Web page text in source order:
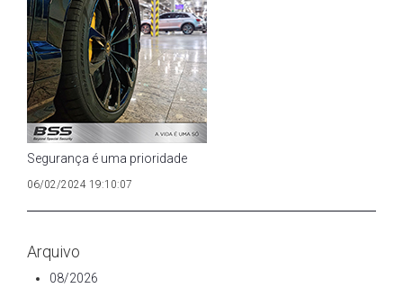
Segurança é uma prioridade
06/02/2024 19:10:07
Arquivo
08/2026